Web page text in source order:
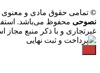
© تمامی حقوق مادی و معنوی
نصوحی محفوظ می‌باشد.
غیرتجاری و با ذکر منبع مجاز است.